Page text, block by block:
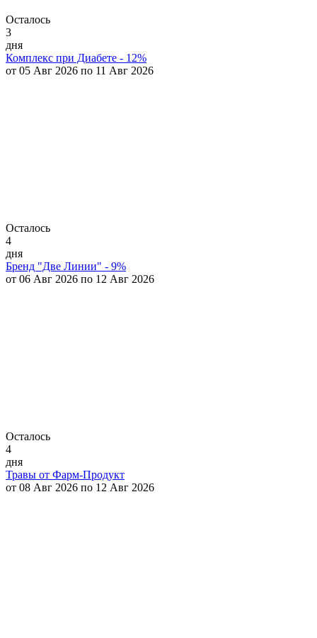
Осталось
3
дня
Комплекс при Диабете - 12%
от 05 Авг 2026 по 11 Авг 2026
Осталось
4
дня
Бренд "Две Линии" - 9%
от 06 Авг 2026 по 12 Авг 2026
Осталось
4
дня
Травы от Фарм-Продукт
от 08 Авг 2026 по 12 Авг 2026